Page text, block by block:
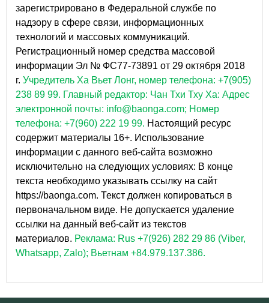
зарегистрировано в Федеральной службе по
надзору в сфере связи, информационных
технологий и массовых коммуникаций.
Регистрационный номер средства массовой
информации Эл № ФС77-73891 от 29 октября 2018
г. Учредитель Ха Вьет Лонг, номер телефона: +7(905)
238 89 99. Главный редактор: Чан Тхи Тху Ха: Адрес
электронной почты: info@baonga.com; Номер
телефона: +7(960) 222 19 99. Настоящий ресурс
содержит материалы 16+. Использование
информации с данного веб-сайта возможно
исключительно на следующих условиях: В конце
текста необходимо указывать ссылку на сайт
https://baonga.com. Текст должен копироваться в
первоначальном виде. Не допускается удаление
ссылки на данный веб-сайт из текстов
материалов. Реклама: Rus +7(926) 282 29 86 (Viber,
Whatsapp, Zalo); Вьетнам +84.979.137.386.